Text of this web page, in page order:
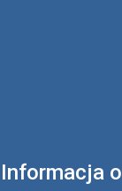
Informacja